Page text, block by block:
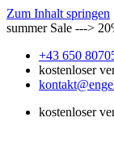
Zum Inhalt springen
summer Sale --->
+43 650
kostenloser
kostenloser